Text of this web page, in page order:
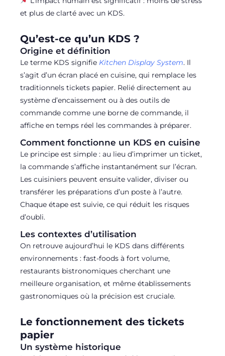
et plus de clarté avec un KDS.
Qu’est-ce qu’un KDS ?
Origine et définition
Le terme KDS signifie Kitchen Display System. Il
s’agit d’un écran placé en cuisine, qui remplace les
traditionnels tickets papier. Relié directement au
système d’encaissement ou à des outils de
commande comme une borne de commande, il
affiche en temps réel les commandes à préparer.
Comment fonctionne un KDS en cuisine
Le principe est simple : au lieu d’imprimer un ticket,
la commande s’affiche instantanément sur l’écran.
Les cuisiniers peuvent ensuite valider, diviser ou
transférer les préparations d’un poste à l’autre.
Chaque étape est suivie, ce qui réduit les risques
d’oubli.
Les contextes d’utilisation
On retrouve aujourd’hui le KDS dans différents
environnements : fast-foods à fort volume,
restaurants bistronomiques cherchant une
meilleure organisation, et même établissements
gastronomiques où la précision est cruciale.
Le fonctionnement des tickets
papier
Un système historique